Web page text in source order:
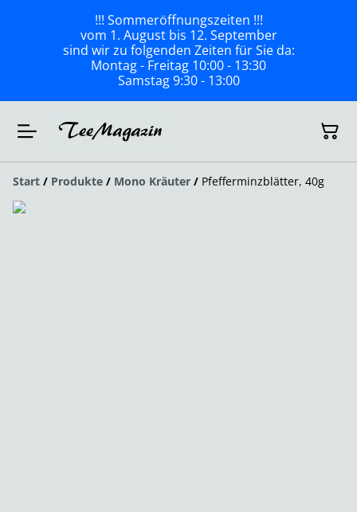
!!! Sommeröffnungszeiten !!!
vom 1. August bis 12. September
sind wir zu folgenden Zeiten für Sie da:
Montag - Freitag 10:00 - 13:30
Samstag 9:30 - 13:00
Start / Produkte / Mono Kräuter / Pfefferminzblätter, 40g